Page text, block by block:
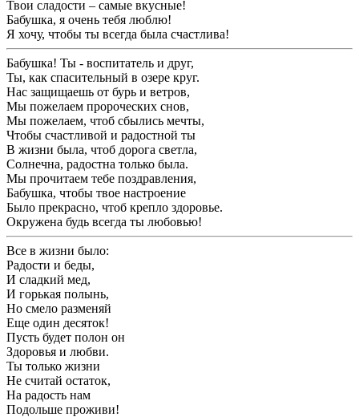
Твои сладости – самые вкусные!
Бабушка, я очень тебя люблю!
Я хочу, чтобы ты всегда была счастлива!
Бабушка! Ты - воспитатель и друг,
Ты, как спасительный в озере круг.
Нас защищаешь от бурь и ветров,
Мы пожелаем пророческих снов,
Мы пожелаем, чтоб сбылись мечты,
Чтобы счастливой и радостной ты
В жизни была, чтоб дорога светла,
Солнечна, радостна только была.
Мы прочитаем тебе поздравления,
Бабушка, чтобы твое настроение
Было прекрасно, чтоб крепло здоровье.
Окружена будь всегда ты любовью!
Все в жизни было:
Радости и беды,
И сладкий мед,
И горькая полынь,
Но смело разменяй
Еще один десяток!
Пусть будет полон он
Здоровья и любви.
Ты только жизни
Не считай остаток,
На радость нам
Подольше проживи!